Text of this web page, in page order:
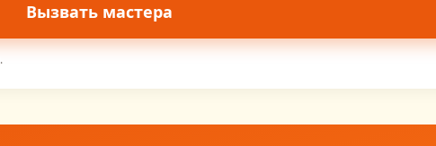
Вызвать мастера
.